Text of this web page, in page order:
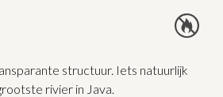
structuur. Iets natuurlijk
rivier in Java.